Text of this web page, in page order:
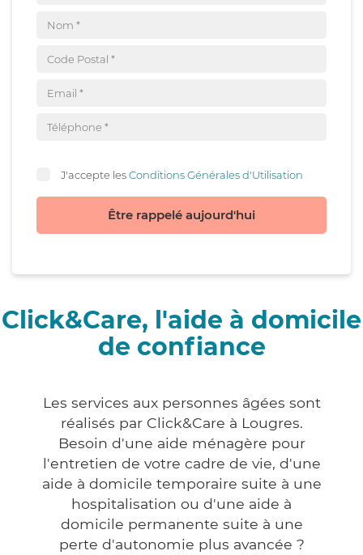
J'accepte lesConditions Générales d'Utilisation
Être rappelé aujourd'hui
Click&Care, l'aide à domicile
de confiance
Les services aux personnes âgées sont
réalisés par Click&Care à Lougres.
Besoin d'une aide ménagère pour
l'entretien de votre cadre de vie, d'une
aide à domicile temporaire suite à une
hospitalisation ou d'une aide à
domicile permanente suite à une
perte d'autonomie plus avancée ?